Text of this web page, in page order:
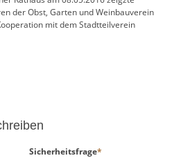
der Obst, Garten und Weinbauverein
mit dem Stadtteilverein
Pflichtfeld
Sicherheitsfrage*